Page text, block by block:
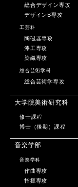
総合デザイン専攻
デザインB専攻
工芸科
陶磁器専攻
漆工専攻
染織専攻
総合芸術学科
総合芸術学専攻
大学院美術研究科
修士課程
博士（後期）課程
音楽学部
音楽学科
作曲専攻
指揮専攻